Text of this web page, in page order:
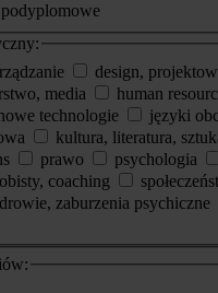
podyplomowe
design,
media
human
technologie
języki
kultura, literatura,
prawo psychologia
coaching
zaburzenia psychiczne